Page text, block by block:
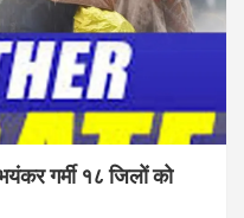
गर्मी १८ जिलों को